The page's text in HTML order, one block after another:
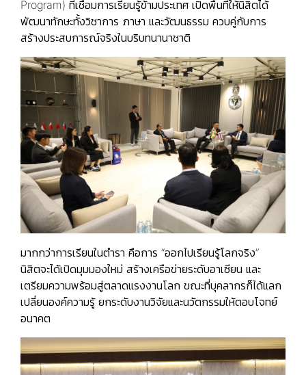
Program) ที่เชื่อมการเรียนรู้ข้ามประเทศ เปิดพื้นที่ให้นิสิตได้
พัฒนาทักษะทั้งวิชาการ ภาษา และวัฒนธรรม ควบคู่กับการ
สร้างประสบการณ์จริงในบริบทนานาชาติ
มากกว่าการเรียนในตำรา คือการ “ออกไปเรียนรู้โลกจริง”
นิสิตจะได้เปิดมุมมองใหม่ สร้างเครือข่ายระดับอาเซียน และ
เตรียมความพร้อมสู่ตลาดแรงงานโลก ขณะที่บุคลากรก็ได้แลก
เปลี่ยนองค์ความรู้ ยกระดับงานวิจัยและนวัตกรรมให้ตอบโจทย์
อนาคต